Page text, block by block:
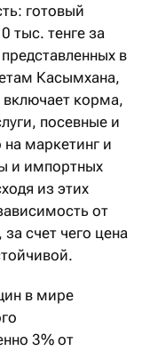
готовый
тыс. тенге за
в
Касымхана,
включает корма,
посевные и
маркетинг и
и импортных
из этих
от
счет чего цена
в мире
3% от